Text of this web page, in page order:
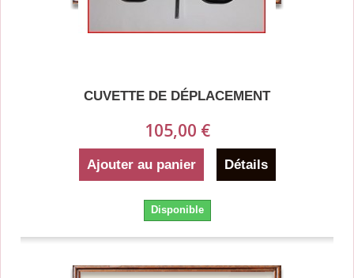
CUVETTE DE DÉPLACEMENT
105,00 €
Ajouter au panier Détails
Disponible